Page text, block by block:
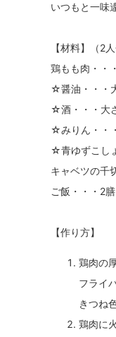
いつもと一味
【材料】（2人
鶏もも肉・・
☆醤油・・・
☆酒・・・大
☆みりん・・
☆青ゆずこし
キャベツの千
ご飯・・・2膳
【作り方】
鶏肉の
フライ
きつね
鶏肉に